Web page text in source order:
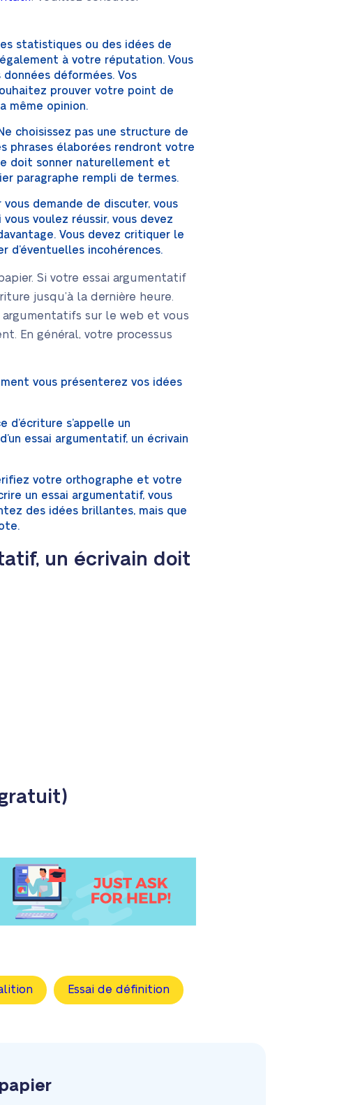
statistiques ou des idées de
à votre réputation. Vous
déformées. Vos
prouver votre point de
même opinion.
choisissez pas une structure de
phrases élaborées rendront votre
doit sonner naturellement et
paragraphe rempli de termes.
demande de discuter, vous
voulez réussir, vous devez
Vous devez critiquer le
d’éventuelles incohérences.
Si votre essai argumentatif
jusqu’à la dernière heure.
argumentatifs sur le web et vous
En général, votre processus
vous présenterez vos idées
s’appelle un
essai argumentatif, un écrivain
votre orthographe et votre
un essai argumentatif, vous
des idées brillantes, mais que
un écrivain doit
Essai de définition